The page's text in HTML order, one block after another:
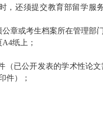
还须提交教育部留学服
章或考生档案所在管理部
A4纸上；
（已公开发表的学术性论
件）；